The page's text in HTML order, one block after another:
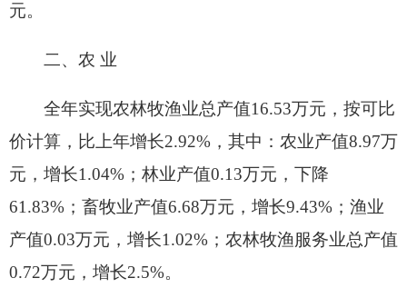
亩，下降5.5%。瓜果类种植面积0.36万亩，下降
今年粮食产量比上年减产3.94%。粮食亩产比
上年增加8.8公斤，增长2.16%。蔬菜1.64万吨，下
降5.07%。瓜果类0.76万吨，下降22.09%。特色林
果产量7.51万吨。
年末牲畜存栏52.5万头（只），比上年增长
0.96%；牲畜出栏48.5万头(只)，增长6.5%。全年猪